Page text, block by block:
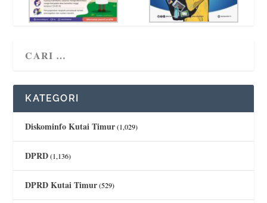
KATEGORI
Diskominfo Kutai Timur(1,029)
DPRD(1,136)
DPRD Kutai Timur(529)